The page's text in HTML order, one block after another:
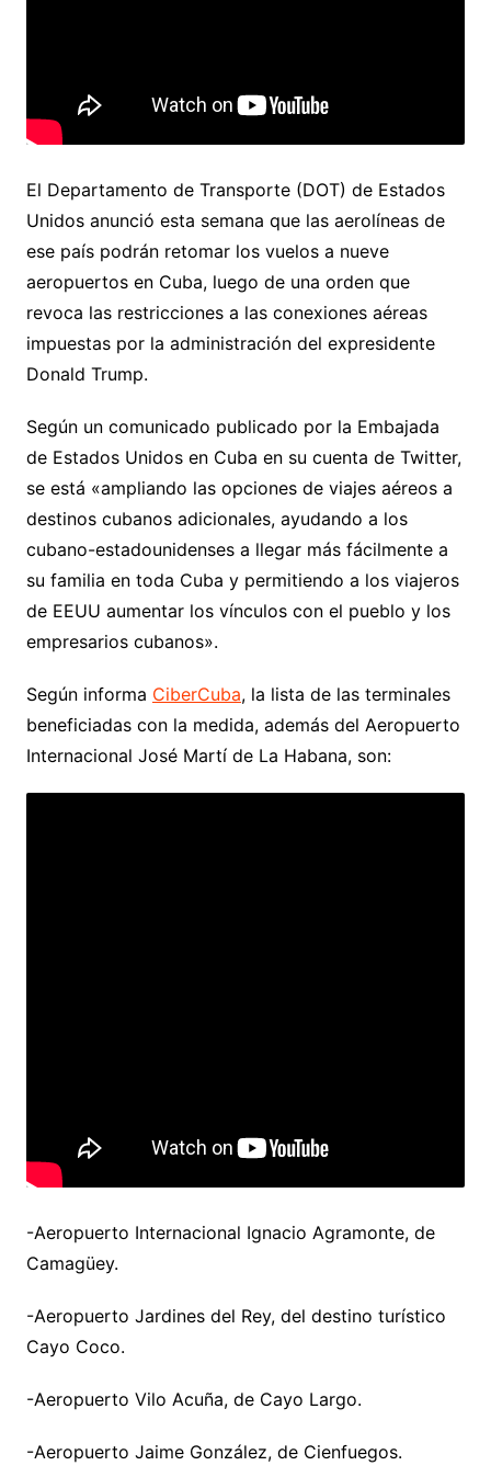
El Departamento de Transporte (DOT) de Estados
Unidos anunció esta semana que las aerolíneas de
ese país podrán retomar los vuelos a nueve
aeropuertos en Cuba, luego de una orden que
revoca las restricciones a las conexiones aéreas
impuestas por la administración del expresidente
Donald Trump.
Según un comunicado publicado por la Embajada
de Estados Unidos en Cuba en su cuenta de Twitter,
se está «ampliando las opciones de viajes aéreos a
destinos cubanos adicionales, ayudando a los
cubano-estadounidenses a llegar más fácilmente a
su familia en toda Cuba y permitiendo a los viajeros
de EEUU aumentar los vínculos con el pueblo y los
empresarios cubanos».
Según informa CiberCuba, la lista de las terminales
beneficiadas con la medida, además del Aeropuerto
Internacional José Martí de La Habana, son:
-Aeropuerto Internacional Ignacio Agramonte, de
Camagüey.
-Aeropuerto Jardines del Rey, del destino turístico
Cayo Coco.
-Aeropuerto Vilo Acuña, de Cayo Largo.
-Aeropuerto Jaime González, de Cienfuegos.